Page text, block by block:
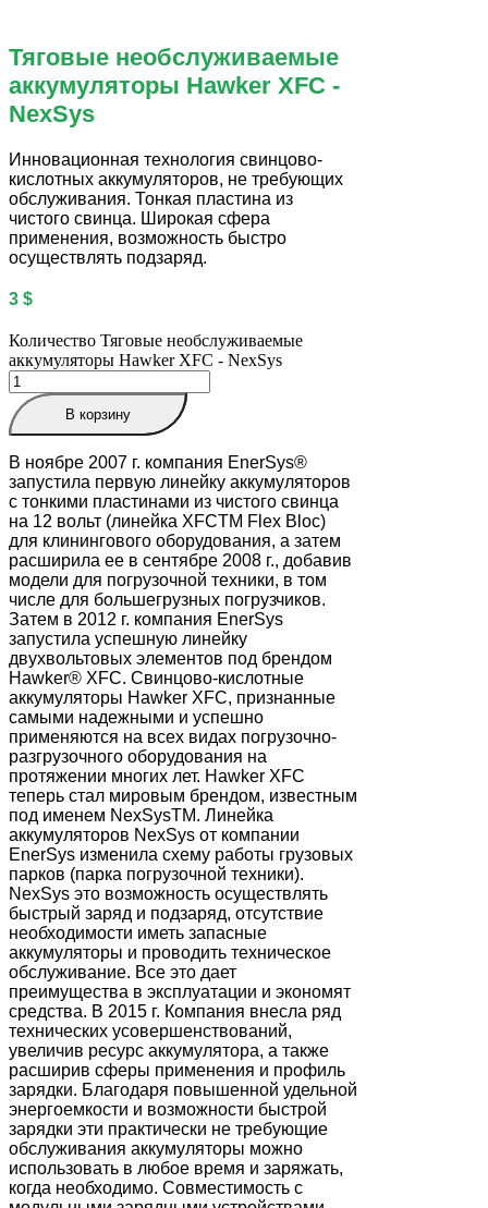
Тяговые необслуживаемые
аккумуляторы Hawker XFC -
NexSys
Инновационная технология свинцово-
кислотных аккумуляторов, не требующих
обслуживания. Тонкая пластина из
чистого свинца. Широкая сфера
применения, возможность быстро
осуществлять подзаряд.
3 $
Количество Тяговые необслуживаемые
аккумуляторы Hawker XFC - NexSys
В корзину
В ноябре 2007 г. компания EnerSys®
запустила первую линейку аккумуляторов
с тонкими пластинами из чистого свинца
на 12 вольт (линейка XFCTM Flex Bloc)
для клинингового оборудования, а затем
расширила ее в сентябре 2008 г., добавив
модели для погрузочной техники, в том
числе для большегрузных погрузчиков.
Затем в 2012 г. компания EnerSys
запустила успешную линейку
двухвольтовых элементов под брендом
Hawker® XFC. Свинцово-кислотные
аккумуляторы Hawker XFC, признанные
самыми надежными и успешно
применяются на всех видах погрузочно-
разгрузочного оборудования на
протяжении многих лет. Hawker XFC
теперь стал мировым брендом, известным
под именем NexSysTM. Линейка
аккумуляторов NexSys от компании
EnerSys изменила схему работы грузовых
парков (парка погрузочной техники).
NexSys это возможность осуществлять
быстрый заряд и подзаряд, отсутствие
необходимости иметь запасные
аккумуляторы и проводить техническое
обслуживание. Все это дает
преимущества в эксплуатации и экономят
средства. В 2015 г. Компания внесла ряд
технических усовершенствований,
увеличив ресурс аккумулятора, а также
расширив сферы применения и профиль
зарядки. Благодаря повышенной удельной
энергоемкости и возможности быстрой
зарядки эти практически не требующие
обслуживания аккумуляторы можно
использовать в любое время и заряжать,
когда необходимо. Совместимость с